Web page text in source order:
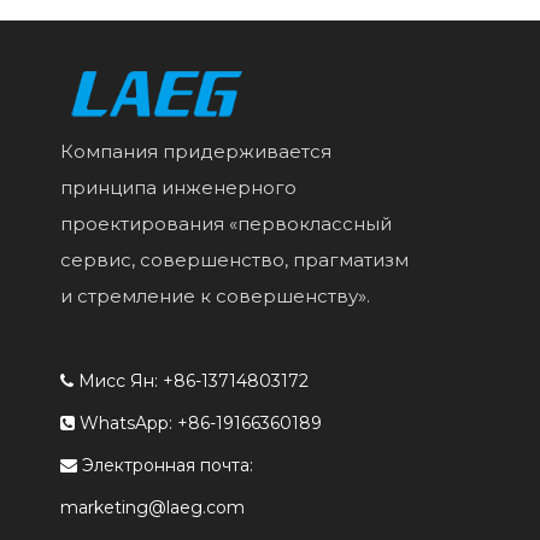
Компания придерживается
принципа инженерного
проектирования «первоклассный
сервис, совершенство, прагматизм
и стремление к совершенству».
 Мисс Ян: +86-13714803172
 WhatsApp: +86-19166360189
 Электронная почта:
marketing@laeg.com